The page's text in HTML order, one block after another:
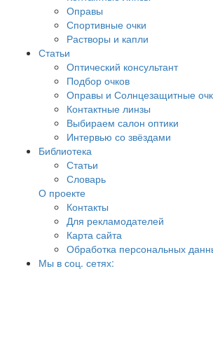
Оправы
Спортивные очки
Растворы и капли
Статьи
Оптический консультант
Подбор очков
Оправы и Солнцезащитные
Контактные линзы
Выбираем салон оптики
Интервью со звёздами
Библиотека
Статьи
Словарь
О проекте
Контакты
Для рекламодателей
Карта сайта
Обработка персональных
Мы в соц. сетях: